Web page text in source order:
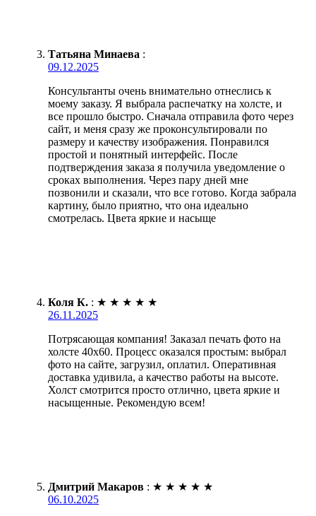
Татьяна Минаева :
09.12.2025
Консультанты очень внимательно отнеслись к
моему заказу. Я выбрала распечатку на холсте, и
все прошло быстро. Сначала отправила фото через
сайт, и меня сразу же проконсультировали по
размеру и качеству изображения. Понравился
простой и понятный интерфейс. После
подтверждения заказа я получила уведомление о
сроках выполнения. Через пару дней мне
позвонили и сказали, что все готово. Когда забрала
картину, было приятно, что она идеально
смотрелась. Цвета яркие и насыще
Коля К. : ★ ★ ★ ★ ★
26.11.2025
Потрясающая компания! Заказал печать фото на
холсте 40х60. Процесс оказался простым: выбрал
фото на сайте, загрузил, оплатил. Оперативная
доставка удивила, а качество работы на высоте.
Холст смотрится просто отлично, цвета яркие и
насыщенные. Рекомендую всем!
Дмитрий Макаров : ★ ★ ★ ★ ★
06.10.2025